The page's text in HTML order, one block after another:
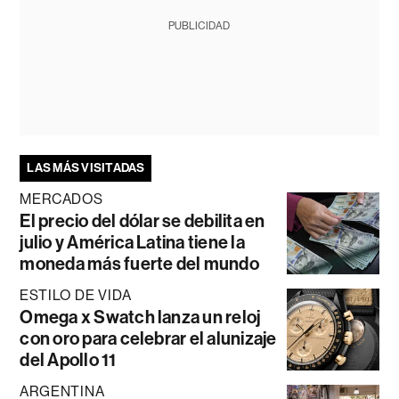
PUBLICIDAD
LAS MÁS VISITADAS
MERCADOS
El precio del dólar se debilita en
julio y América Latina tiene la
moneda más fuerte del mundo
ESTILO DE VIDA
Omega x Swatch lanza un reloj
con oro para celebrar el alunizaje
del Apollo 11
ARGENTINA